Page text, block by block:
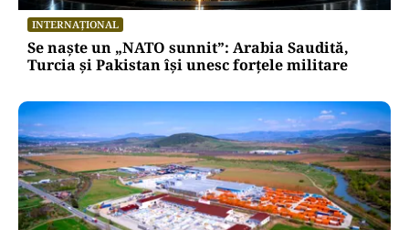
INTERNAȚIONAL
Se naște un „NATO sunnit”: Arabia Saudită,
Turcia și Pakistan își unesc forțele militare